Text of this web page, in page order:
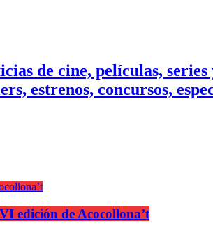
de cine, películas,
estrenos, concursos,
edición de Acocollona’t